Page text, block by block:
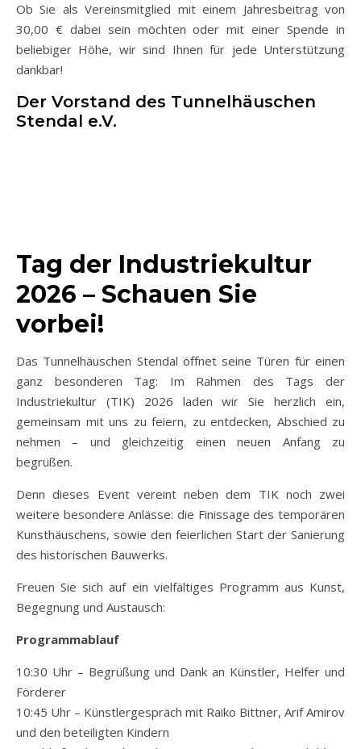
Ob Sie als Vereinsmitglied mit einem Jahresbeitrag von
30,00 € dabei sein möchten oder mit einer Spende in
beliebiger Höhe, wir sind Ihnen für jede Unterstützung
dankbar!
Der Vorstand des Tunnelhäuschen
Stendal e.V.
Tag der Industriekultur
2026 – Schauen Sie
vorbei!
Das Tunnelhäuschen Stendal öffnet seine Türen für einen
ganz besonderen Tag: Im Rahmen des Tags der
Industriekultur (TIK) 2026 laden wir Sie herzlich ein,
gemeinsam mit uns zu feiern, zu entdecken, Abschied zu
nehmen – und gleichzeitig einen neuen Anfang zu
begrüßen.
Denn dieses Event vereint neben dem TIK noch zwei
weitere besondere Anlässe: die Finissage des temporären
Kunsthäuschens, sowie den feierlichen Start der Sanierung
des historischen Bauwerks.
Freuen Sie sich auf ein vielfältiges Programm aus Kunst,
Begegnung und Austausch:
Programmablauf
10:30 Uhr – Begrüßung und Dank an Künstler, Helfer und
Förderer
10:45 Uhr – Künstlergespräch mit Raiko Bittner, Arif Amirov
und den beteiligten Kindern